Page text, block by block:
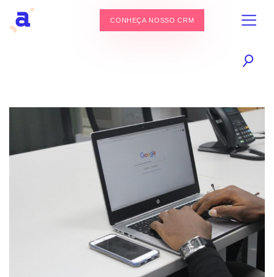
CONHEÇA NOSSO CRM